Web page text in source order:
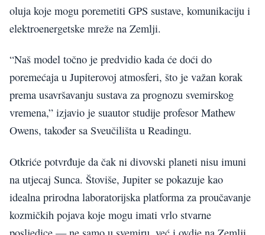
oluja koje mogu poremetiti GPS sustave, komunikaciju i
elektroenergetske mreže na Zemlji.
“Naš model točno je predvidio kada će doći do
poremećaja u Jupiterovoj atmosferi, što je važan korak
prema usavršavanju sustava za prognozu svemirskog
vremena,” izjavio je suautor studije profesor Mathew
Owens, također sa Sveučilišta u Readingu.
Otkriće potvrđuje da čak ni divovski planeti nisu imuni
na utjecaj Sunca. Štoviše, Jupiter se pokazuje kao
idealna prirodna laboratorijska platforma za proučavanje
kozmičkih pojava koje mogu imati vrlo stvarne